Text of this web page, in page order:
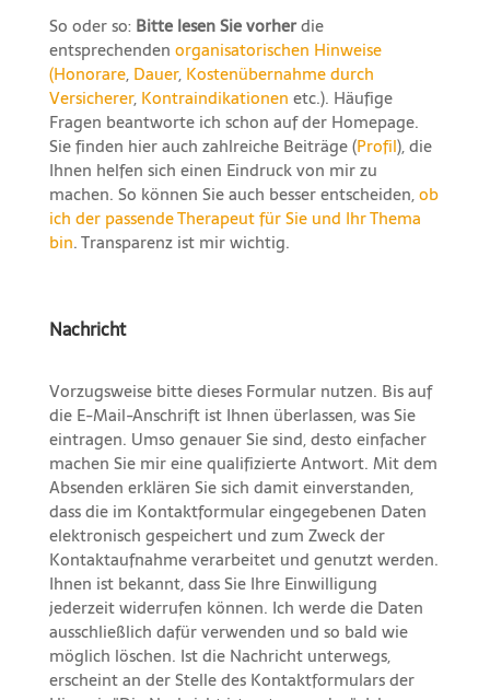
So oder so: Bitte lesen Sie vorherdie
entsprechenden organisatorischen Hinweise
(Honorare, Dauer, Kostenübernahme durch
Versicherer, Kontraindikationen etc.). Häufige
Fragen beantworte ich schon auf der Homepage.
Sie finden hier auch zahlreiche Beiträge (Profil), die
Ihnen helfen sich einen Eindruck von mir zu
machen. So können Sie auch besser entscheiden,ob
ich der passende Therapeut für Sie und Ihr Thema
bin. Transparenz ist mir wichtig.
Nachricht
Vorzugsweise bitte dieses Formular nutzen. Bis auf
die E-Mail-Anschrift ist Ihnen überlassen, was Sie
eintragen. Umso genauer Sie sind, desto einfacher
machen Sie mir eine qualifizierte Antwort. Mit dem
Absenden erklären Sie sich damit einverstanden,
dass die im Kontaktformular eingegebenen Daten
elektronisch gespeichert und zum Zweck der
Kontaktaufnahme verarbeitet und genutzt werden.
Ihnen ist bekannt, dass Sie Ihre Einwilligung
jederzeit widerrufen können. Ich werde die Daten
ausschließlich dafür verwenden und so bald wie
möglich löschen. Ist die Nachricht unterwegs,
erscheint an der Stelle des Kontaktformulars der